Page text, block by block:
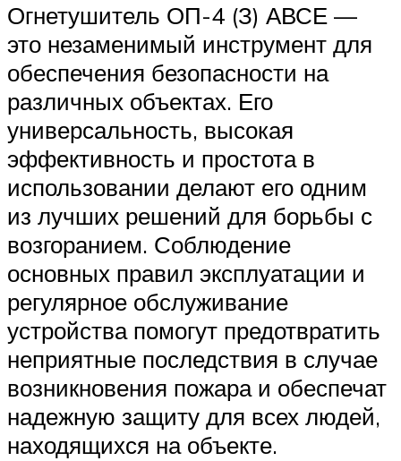
Огнетушитель ОП-4 (З) АВСЕ —
это незаменимый инструмент для
обеспечения безопасности на
различных объектах. Его
универсальность, высокая
эффективность и простота в
использовании делают его одним
из лучших решений для борьбы с
возгоранием. Соблюдение
основных правил эксплуатации и
регулярное обслуживание
устройства помогут предотвратить
неприятные последствия в случае
возникновения пожара и обеспечат
надежную защиту для всех людей,
находящихся на объекте.